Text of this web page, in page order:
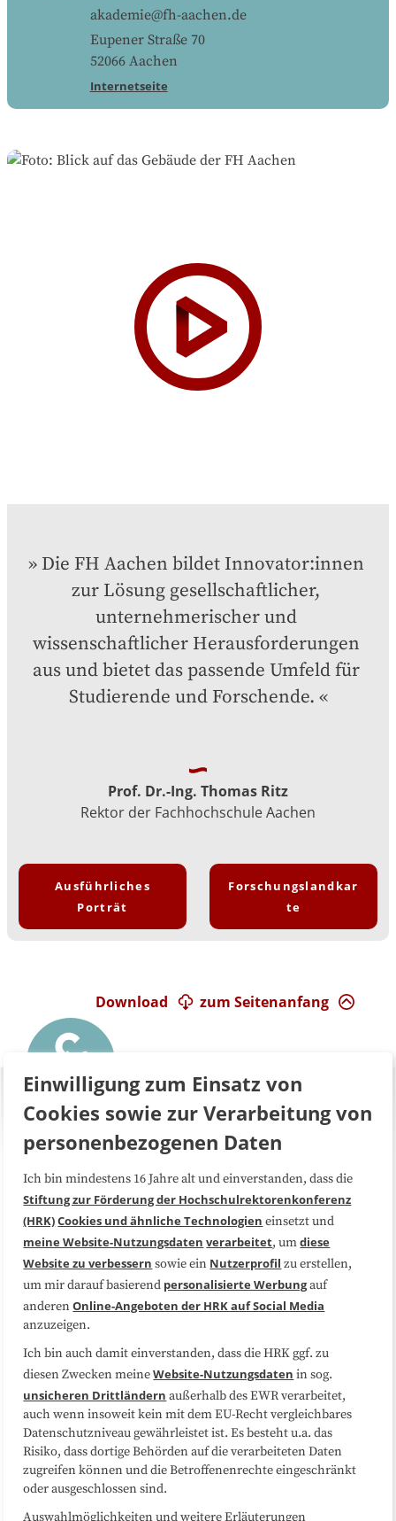
akademie@fh-aachen.de
Eupener Straße 70
52066 Aachen
Internetseite
Die FH Aachen bildet Innovator:innen
zur Lösung gesellschaftlicher,
unternehmerischer und
wissenschaftlicher Herausforderungen
aus und bietet das passende Umfeld für
Studierende und Forschende.
Prof. Dr.-Ing. Thomas Ritz
Rektor der Fachhochschule Aachen
Ausführliches
Porträt
Forschungslandkar
te
zum Seitenanfang
Download
Über uns FAQ
Medienarbeit Kooperationen
Datenschutzerklärung Impressum
Sitemap
Folgen Sie uns
Einwilligung zum Einsatz von
Cookies sowie zur Verarbeitung von
personenbezogenen Daten
Ich bin mindestens 16 Jahre alt und einverstanden, dass die
Stiftung zur Förderung der Hochschulrektorenkonferenz
(HRK)Cookies und ähnliche Technologien einsetzt und
meine Website-Nutzungsdaten verarbeitet, umdiese
Website zu verbessern sowie ein Nutzerprofil zu erstellen,
um mir darauf basierend personalisierte Werbungauf
anderenOnline-Angeboten der HRK auf Social Media
anzuzeigen.
Ich bin auch damit einverstanden, dass die HRK ggf. zu
diesen Zwecken meineWebsite-Nutzungsdaten in sog.
unsicheren Drittländern außerhalb des EWR verarbeitet,
auch wenn insoweit kein mit dem EU-Recht vergleichbares
Datenschutzniveau gewährleistet ist. Es besteht u.a. das
Risiko, dass dortige Behörden auf die verarbeiteten Daten
zugreifen können und die Betroffenenrechte eingeschränkt
oder ausgeschlossen sind.
Auswahlmöglichkeiten und weitere Erläuterungen